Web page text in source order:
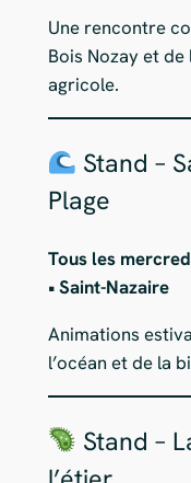
Une rencontre
Bois Nozay et
agricole.
Stand –
Plage
Tous les
• Saint-Nazaire
Animations
l’océan et de la
Stand –